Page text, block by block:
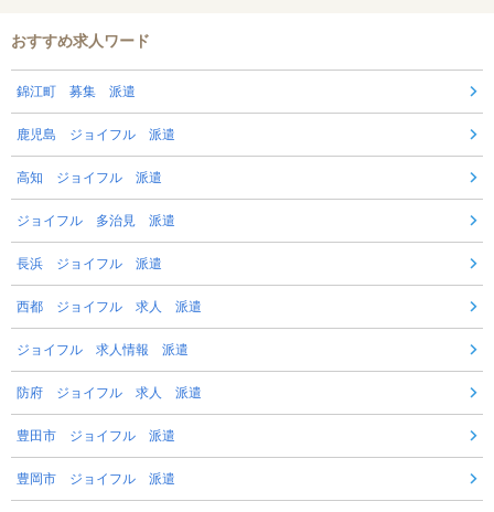
おすすめ求人ワード
錦江町 募集 派遣
鹿児島 ジョイフル 派遣
高知 ジョイフル 派遣
ジョイフル 多治見 派遣
長浜 ジョイフル 派遣
西都 ジョイフル 求人 派遣
ジョイフル 求人情報 派遣
防府 ジョイフル 求人 派遣
豊田市 ジョイフル 派遣
豊岡市 ジョイフル 派遣